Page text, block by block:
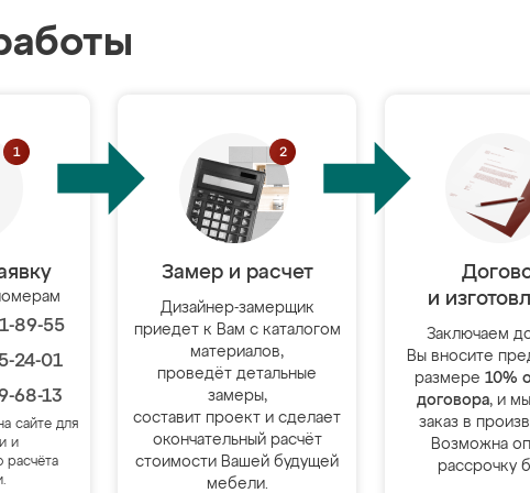
89-55
24-01
68-13
сайте для
и
расчёта
Замер и расчет
Дизайнер-замерщик
приедет к Вам с каталогом
материалов,
проведёт детальные
замеры,
составит проект и сделает
окончательный расчёт
стоимости Вашей будущей
мебели.
и
Заключаем
Вы вносите
размере 10%
договора, и
заказ в
Возможна
рассрочку